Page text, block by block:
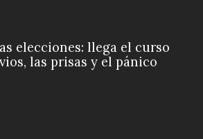
elecciones: llega el curso
las prisas y el pánico